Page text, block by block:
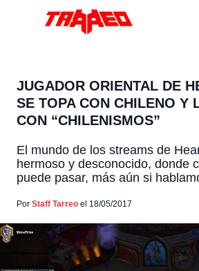
JUGADOR ORIENTAL DE
SE TOPA CON CHILENO Y
CON “CHILENISMOS”
El mundo de los streams de
hermoso y desconocido, donde
puede pasar, más aún si
encuentros mágicos, como es el
Twitch y se encontró con un
dejó un […]
Por Staff Tarreo el 18/05/2017